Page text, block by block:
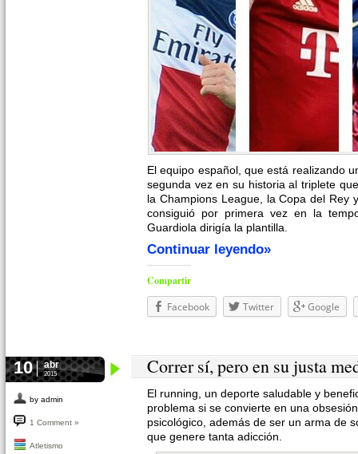
El equipo español, que está realizando
segunda vez en su historia al triplete
la Champions League, la Copa del Rey
consiguió por primera vez en la
Guardiola dirigía la plantilla.
Continuar leyendo»
Compartir
Facebook
Twitter Google
10 abr
2015
by admin
1 Comment »
Atletismo
Correr sí, pero en su justa
El running, un deporte saludable y
problema si se convierte en una
psicológico, además de ser un arma de
que genere tanta adicción.